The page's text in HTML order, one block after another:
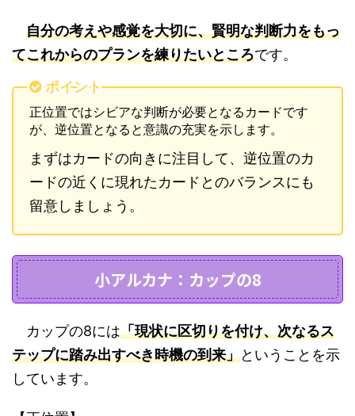
自分の考えや感覚を大切に、賢明な判断力をもっ
てこれからのプランを練りたいところです。
ポイント
正位置ではシビアな判断が必要となるカードです
が、逆位置となると意識の充実を示します。
まずはカードの向きに注目して、逆位置のカ
ードの近くに現れたカードとのバランスにも
留意しましょう。
小アルカナ：カップの8
カップの8には「現状に区切りを付け、次なるス
テップに踏み出すべき時機の到来」ということを示
しています。